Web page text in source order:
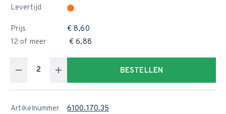
Levertijd
Prijs
€ 8,60
12 of meer
€ 6,88
BESTELLEN
Artikelnummer
6100.170.35